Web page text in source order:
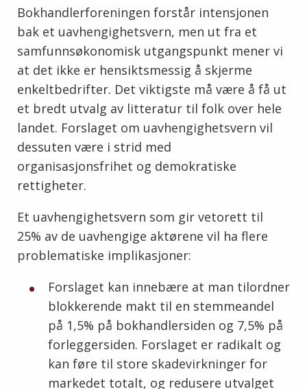
Bokhandlerforeningen forstår intensjonen
bak et uavhengighetsvern, men ut fra et
samfunnsøkonomisk utgangspunkt mener vi
at det ikke er hensiktsmessig å skjerme
enkeltbedrifter. Det viktigste må være å få ut
et bredt utvalg av litteratur til folk over hele
landet. Forslaget om uavhengighetsvern vil
dessuten være i strid med
organisasjonsfrihet og demokratiske
rettigheter.
Et uavhengighetsvern som gir vetorett til
25% av de uavhengige aktørene vil ha flere
problematiske implikasjoner:
Forslaget kan innebære at man tilordner
blokkerende makt til en stemmeandel
på 1,5% på bokhandlersiden og 7,5% på
forleggersiden. Forslaget er radikalt og
kan føre til store skadevirkninger for
markedet totalt, og redusere utvalget